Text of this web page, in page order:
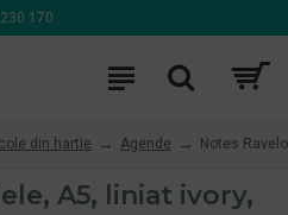
170
din hartie Agende Notes
A5, liniat ivory,